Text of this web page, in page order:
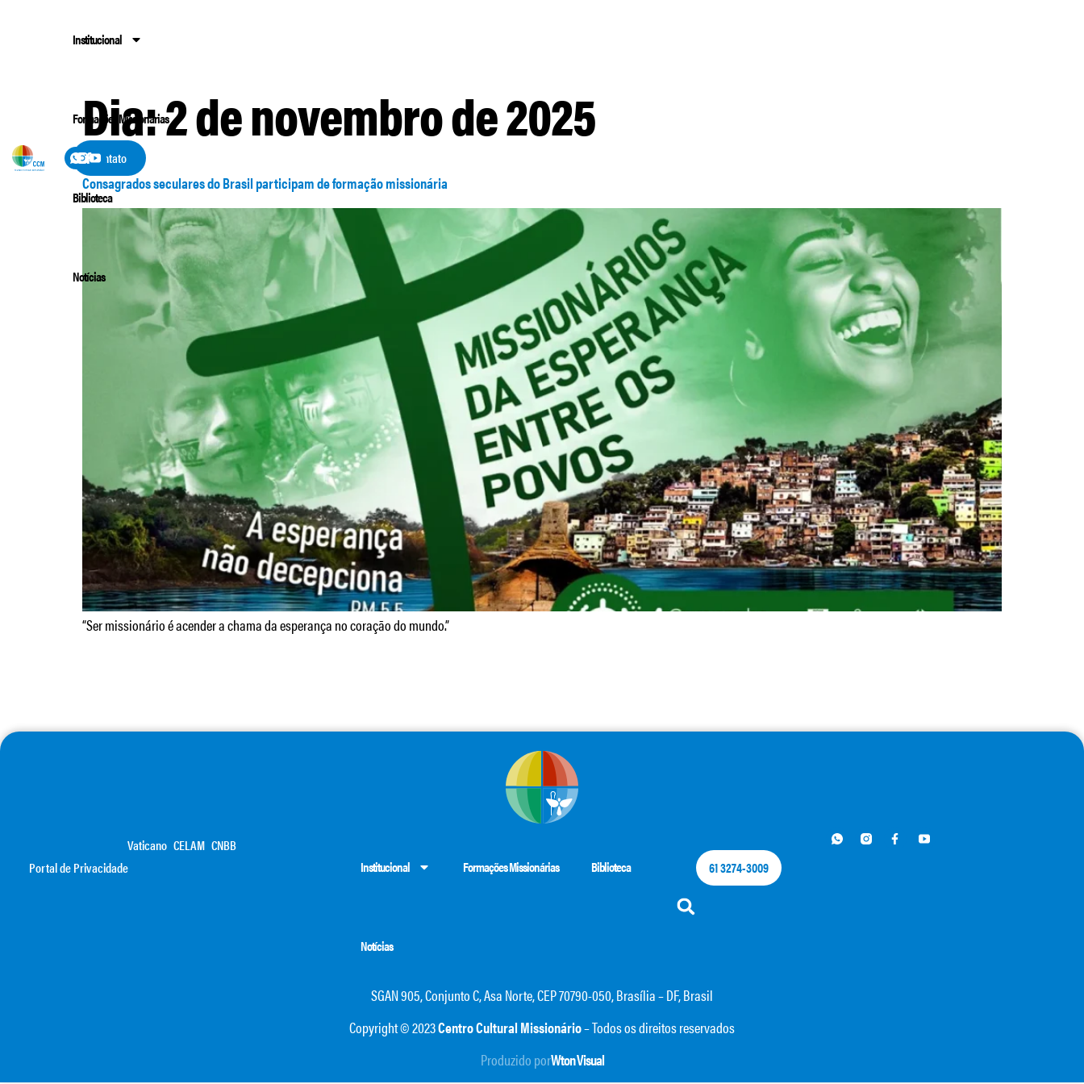
Institucional
Formações Missionárias
Biblioteca
Notícias
Contato
Dia:2 de novembro de 2025
Consagrados seculares do Brasil participam de formação missionária
“Ser missionário é acender a chama da esperança no coração do mundo.”
Vaticano CELAM CNBB
Portal de Privacidade
Institucional Formações Missionárias Biblioteca
Notícias
61 3274-3009​
SGAN 905, Conjunto C, Asa Norte, CEP 70790-050, Brasília – DF, Brasil
Copyright © 2023Centro Cultural Missionário– Todos os direitos reservados
Produzido porWton Visual